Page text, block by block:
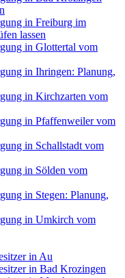
in Freiburg im
lassen
in Glottertal vom
in Ihringen: Planung,
in Kirchzarten vom
in Pfaffenweiler vom
in Schallstadt vom
in Sölden vom
in Stegen: Planung,
in Umkirch vom
in Au
in Bad Krozingen